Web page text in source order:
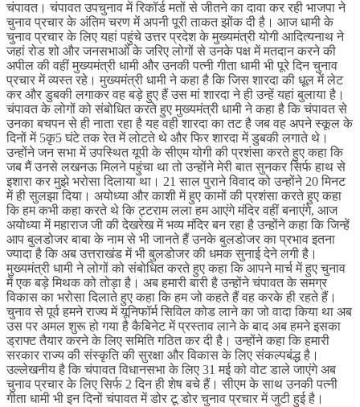
चंपावत। चंपावत उपचुनाव में रिकॉर्ड मतों से जीतने का दावा कर रही भाजपा ने
चुनाव प्रचार के अंतिम चरण में अपनी पूरी ताकत झोंक दी है। आज धामी के
चुनाव प्रचार के लिए यहां पहुंचे उत्तर प्रदेश के मुख्यमंत्री योगी आदित्यनाथ ने
जहां रोड शो और जनसभाओं के जरिए लोगों से उनके पक्ष में मतदान करने की
अपील की वहीं मुख्यमंत्री धामी और उनकी पत्नी गीता धामी भी पूरे दिन चुनाव
प्रचार में व्यस्त रहे। मुख्यमंत्री धामी ने कहा है कि जिस शारदा की धूल में लेट
कर और डुबकी लगाकर वह बड़े हुए हैं उस मां शारदा ने ही उन्हें यहां बुलाया है।
चंपावत के लोगों को संबोधित करते हुए मुख्यमंत्री धामी ने कहा है कि चंपावत से
उनका बचपन से ही नाता रहा है यह वही शारदा का तट है जब वह अपने स्कूल के
दिनों में 5कृ5 घंटे तक रेत में लोटते थे और फिर शारदा में डुबकी लगाते थे।
उन्होंने जन सभा में उपस्थित यूपी के सीएम योगी की प्रशंसा करते हुए कहा कि
जब मैं उनसे लखनऊ मिलने पहुंचा था तो उन्होंने मेरी बात सुनकर सिर्फ हाथ से
इशारा कर मुझे भरोसा दिलाया था। 21 साल पुराने विवाद को उन्होंने 20 मिनट
में ही सुलझा दिया। अयोध्या और काशी में हुए कामों की प्रशंसा करते हुए कहा
कि हम कभी कहा करते थे कि ट्टराम लला हम आएंगे मंदिर वहीं बनाएंगे, आज
अयोध्या में महाराज जी की देखरेख में भव्य मंदिर बन रहा है उन्होंने कहा कि जिन्हें
आप बुलडोजर बाबा के नाम से भी जानते हैं उनके बुलडोजर का प्रभाव इतना
ज्यादा है कि अब उत्तराखंड में भी बुलडोजर की धमक सुनाई देने लगी है।
मुख्यमंत्री धामी ने लोगों को संबोधित करते हुए कहा कि आपने मार्च में हुए चुनाव
में एक बड़े मिथक को तोड़ा है। अब हमारी बारी है उन्होंने चंपावत के समग्र
विकास का भरोसा दिलाते हुए कहा कि हम जो कहते हैं वह करके ही रहते हैं।
चुनाव से पूर्व हमने राज्य में यूनिफॉर्म सिविल कोड लाने का जो वादा किया था अब
उस पर अमल शुरू हो गया है कैबिनेट में प्रस्ताव लाने के बाद अब हमने इसका
ड्राफ्ट तैयार करने के लिए समिति गठित कर दी है। उन्होंने कहा कि हमारी
सरकार राज्य की संस्कृति की सुरक्षा और विकास के लिए संकल्पबंद्ध है।
उल्लेखनीय है कि चंपावत विधानसभा के लिए 31 मई को वोट डाले जाएंगे अब
चुनाव प्रचार के लिए सिर्फ 2 दिन ही शेष बचे हैं। सीएम के साथ उनकी पत्नी
गीता धामी भी इन दिनों चंपावत में डोर टू डोर चुनाव प्रचार में जुटी हुई है।